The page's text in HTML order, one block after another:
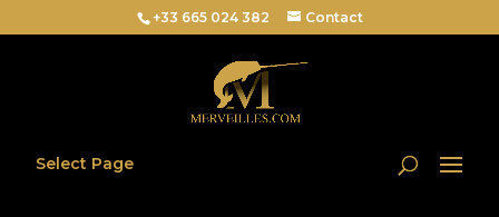
+33 665 024 382 Contact
Select Page